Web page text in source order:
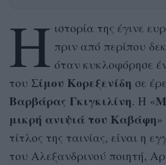
Η ιστορία της έγινε
πριν από περίπου
όταν κυκλοφόρησε
του Σίμου Κορεξενίδη σε
Βαρβάρας Γκιγκιλίνη. Η «
μικρή ανιψιά του Καβάφη»
τίτλος της ταινίας, είναι η
του Αλεξανδρινού ποιητή,